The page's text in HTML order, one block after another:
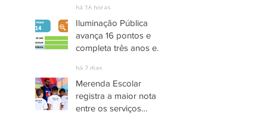
INDSAT
há 16 horas
Iluminação Pública
avança 16 pontos e
completa três anos em
Satisfação em
Itaquaquecetuba
há 2 dias
Merenda Escolar
registra a maior nota
entre os serviços